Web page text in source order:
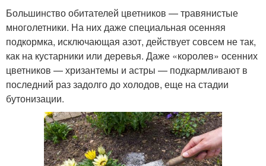
Большинство обитателей цветников — травянистые
многолетники. На них даже специальная осенняя
подкормка, исключающая азот, действует совсем не так,
как на кустарники или деревья. Даже «королев» осенних
цветников — хризантемы и астры — подкармливают в
последний раз задолго до холодов, еще на стадии
бутонизации.